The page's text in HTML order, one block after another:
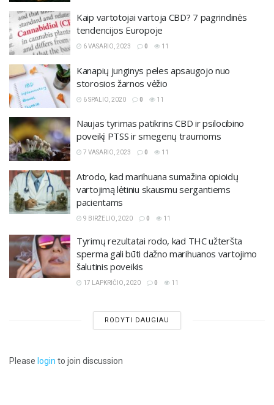
Kaip vartotojai vartoja CBD? 7 pagrindinės
tendencijos Europoje
6 VASARIO, 2023 0 11
Kanapių junginys peles apsaugojo nuo
storosios žarnos vėžio
6 SPALIO, 2020 0 11
Naujas tyrimas patikrins CBD ir psilocibino
poveikį PTSS ir smegenų traumoms
7 VASARIO, 2023 0 11
Atrodo, kad marihuana sumažina opioidų
vartojimą lėtiniu skausmu sergantiems
pacientams
9 BIRŽELIO, 2020 0 11
Tyrimų rezultatai rodo, kad THC užteršta
sperma gali būti dažno marihuanos vartojimo
šalutinis poveikis
17 LAPKRIČIO, 2020 0 11
RODYTI DAUGIAU
Please login to join discussion